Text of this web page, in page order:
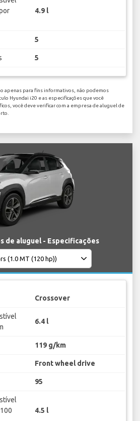
4.9 l
5
5
apenas para fins informativos, não podemos
Hyundai i20 e as especificações que você
você deve verificar com a empresa de aluguel de
de aluguel - Especificações
Crossover
6.4 l
119 g/km
Front wheel drive
95
4.5 l